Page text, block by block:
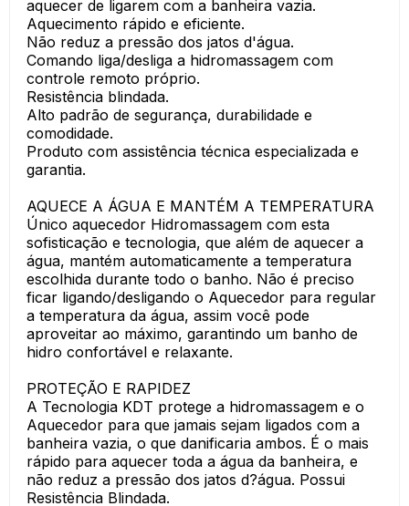
aquecer de ligarem com a banheira vazia.
Aquecimento rápido e eficiente.
Não reduz a pressão dos jatos d'água.
Comando liga/desliga a hidromassagem com
controle remoto próprio.
Resistência blindada.
Alto padrão de segurança, durabilidade e
comodidade.
Produto com assistência técnica especializada e
garantia.
AQUECE A ÁGUA E MANTÉM A TEMPERATURA
Único aquecedor Hidromassagem com esta
sofisticação e tecnologia, que além de aquecer a
água, mantém automaticamente a temperatura
escolhida durante todo o banho. Não é preciso
ficar ligando/desligando o Aquecedor para regular
a temperatura da água, assim você pode
aproveitar ao máximo, garantindo um banho de
hidro confortável e relaxante.
PROTEÇÃO E RAPIDEZ
A Tecnologia KDT protege a hidromassagem e o
Aquecedor para que jamais sejam ligados com a
banheira vazia, o que danificaria ambos. É o mais
rápido para aquecer toda a água da banheira, e
não reduz a pressão dos jatos d?água. Possui
Resistência Blindada.